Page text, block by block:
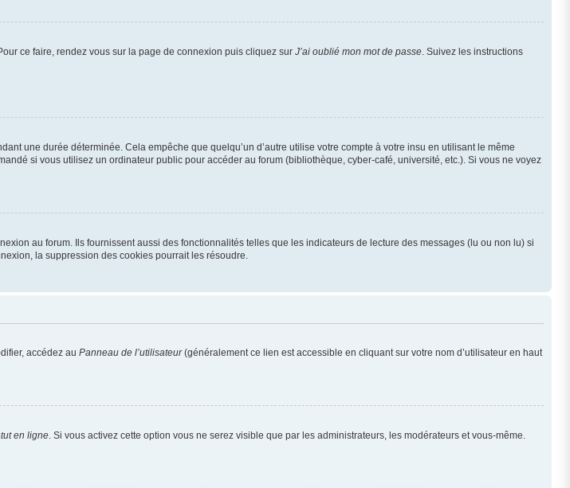
ce faire, rendez vous sur la page de connexion puis cliquez sur J’ai oublié mon mot de passe. Suivez les instructions
une durée déterminée. Cela empêche que quelqu’un d’autre utilise votre compte à votre insu en utilisant le même
si vous utilisez un ordinateur public pour accéder au forum (bibliothèque, cyber-café, université, etc.). Si vous ne voyez
au forum. Ils fournissent aussi des fonctionnalités telles que les indicateurs de lecture des messages (lu ou non lu) si
la suppression des cookies pourrait les résoudre.
accédez au Panneau de l’utilisateur(généralement ce lien est accessible en cliquant sur votre nom d’utilisateur en haut
en ligne. Si vous activez cette option vous ne serez visible que par les administrateurs, les modérateurs et vous-même.